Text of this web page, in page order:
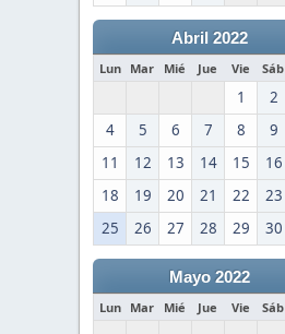
Abril 2022
Lun Mar Mié Jue Vie Sáb
1 2
4
5 6 7 8 9
11
12 13 14 15 16
18
19 20 21 22 23
25
26 27 28 29 30
Mayo 2022
Lun Mar Mié Jue Vie Sáb